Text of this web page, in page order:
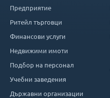
Предприятие
Ритейл търговци
Финансови услуги
Недвижими имоти
Подбор на персонал
Учебни заведения
Държавни организации